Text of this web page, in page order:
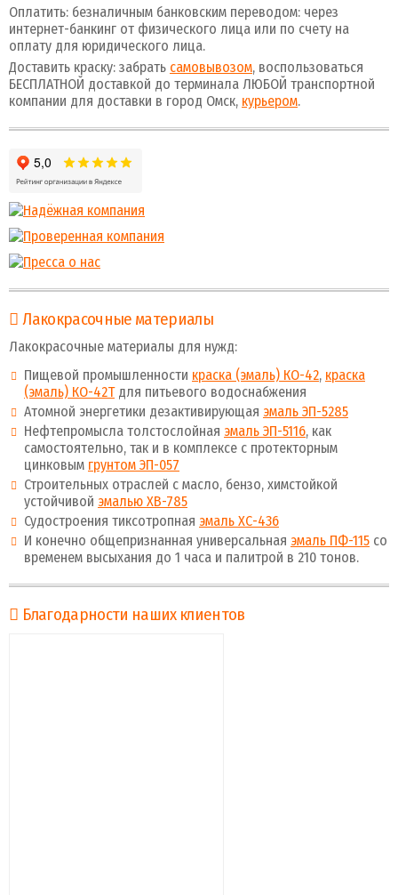
Оплатить: безналичным банковским переводом: через
интернет-банкинг от физического лица или по счету на
оплату для юридического лица.
Доставить краску: забрать самовывозом, воспользоваться
БЕСПЛАТНОЙ доставкой до терминала ЛЮБОЙ транспортной
компании для доставки в город Омск, курьером.
Лакокрасочные материалы
Лакокрасочные материалы для нужд:
Пищевой промышленности краска (эмаль) КО-42, краска
(эмаль) КО-42Тдля питьевого водоснабжения
Атомной энергетики дезактивирующая эмаль ЭП-5285
Нефтепромысла толстослойная эмаль ЭП-5116, как
самостоятельно, так и в комплексе с протекторным
цинковым грунтом ЭП-057
Строительных отраслей с масло, бензо, химстойкой
устойчивой эмалью ХВ-785
Судостроения тиксотропная эмаль ХС-436
И конечно общепризнанная универсальная эмаль ПФ-115 со
временем высыхания до 1 часа и палитрой в 210 тонов.
Благодарности наших клиентов